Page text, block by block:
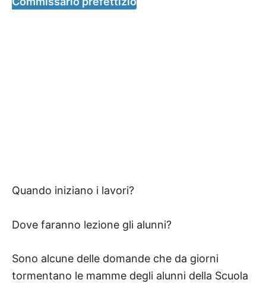
Quando iniziano i lavori?
Dove faranno lezione gli alunni?
Sono alcune delle domande che da giorni
tormentano le mamme degli alunni della Scuola